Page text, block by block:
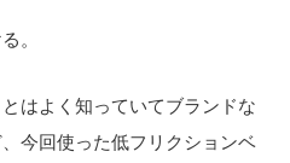
。
はよく知っていてブランドな
今回使った低フリクションベ